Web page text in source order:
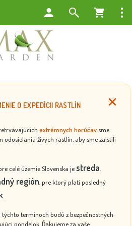
O EXPEDÍCII RASTLÍN
extrémnych horúčav sme
živých rastlín, aby sme zaistili
celé územie Slovenska jestreda
región , pre ktorý platí posledný
termínoch budú z bezpečnostných
pondelok. Ďakujeme za vaše